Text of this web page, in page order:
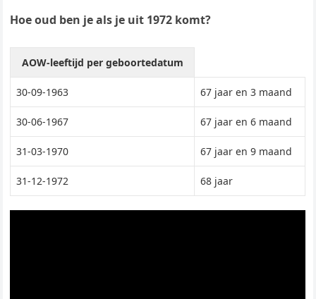
Hoe oud ben je als je uit 1972 komt?
AOW-leeftijd per geboortedatum
30-09-1963 67 jaar en 3 maand
30-06-1967 67 jaar en 6 maand
31-03-1970 67 jaar en 9 maand
31-12-1972 68 jaar